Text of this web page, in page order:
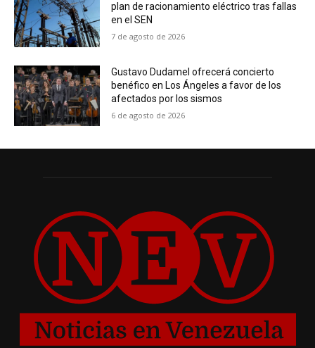
plan de racionamiento eléctrico tras fallas
en el SEN
7 de agosto de 2026
Gustavo Dudamel ofrecerá concierto
benéfico en Los Ángeles a favor de los
afectados por los sismos
6 de agosto de 2026